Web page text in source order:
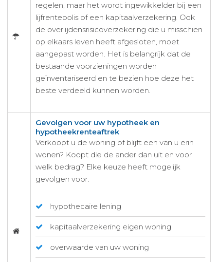
regelen, maar het wordt ingewikkelder bij een
lijfrentepolis of een kapitaalverzekering. Ook
de overlijdensrisicoverzekering die u misschien
op elkaars leven heeft afgesloten, moet
aangepast worden. Het is belangrijk dat de
bestaande voorzieningen worden
geïnventariseerd en te bezien hoe deze het
beste verdeeld kunnen worden.
Gevolgen voor uw hypotheek en
hypotheekrenteaftrek
Verkoopt u de woning of blijft een van u erin
wonen? Koopt die de ander dan uit en voor
welk bedrag? Elke keuze heeft mogelijk
gevolgen voor:
hypothecaire lening
kapitaalverzekering eigen woning
overwaarde van uw woning